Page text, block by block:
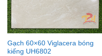
Gạch 60×60 Viglacera bóng
kiếng UH6802